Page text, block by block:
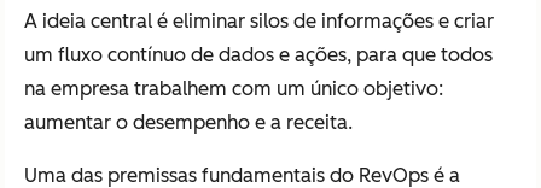
A ideia central é eliminar silos de informações e criar
um fluxo contínuo de dados e ações, para que todos
na empresa trabalhem com um único objetivo:
aumentar o desempenho e a receita.
Uma das premissas fundamentais do RevOps é a